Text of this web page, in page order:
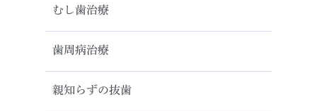
むし歯治療
歯周病治療
親知らずの抜歯